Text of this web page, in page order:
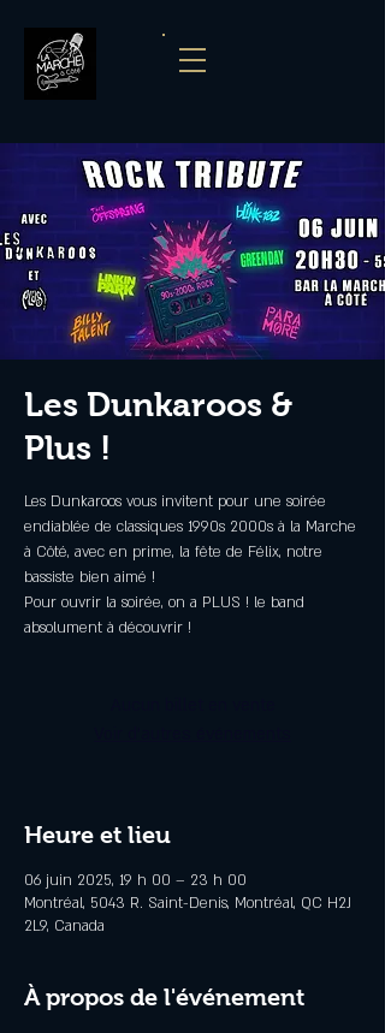
Les Dunkaroos &
Plus !
Les Dunkaroos vous invitent pour une soirée
endiablée de classiques 1990s 2000s à la Marche
à Côté, avec en prime, la fête de Félix, notre
bassiste bien aimé !
Pour ouvrir la soirée, on a PLUS ! le band
absolument à découvrir !
Heure et lieu
06 juin 2025, 19 h 00 – 23 h 00
Montréal, 5043 R. Saint-Denis, Montréal, QC H2J
2L9, Canada
À propos de l'événement